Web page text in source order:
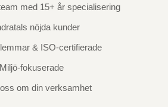
med 15+ år specialisering
nöjda kunder
& ISO-certifierade
fokuserade
om din verksamhet